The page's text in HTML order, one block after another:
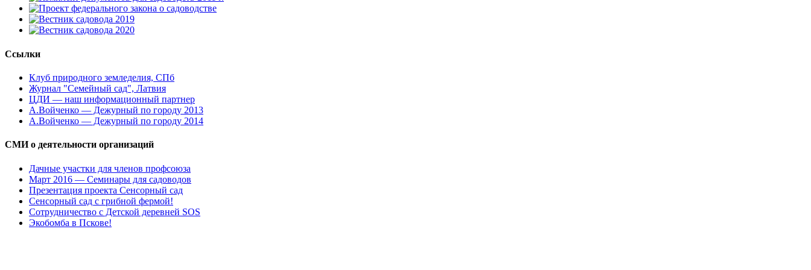
Ссылки
Клуб природного земледелия, СПб
Журнал "Семейный сад", Латвия
ЦДИ — наш информационный партнер
А.Войченко — Дежурный по городу 2013
А.Войченко — Дежурный по городу 2014
СМИ о деятельности организаций
Дачные участки для членов профсоюза
Март 2016 — Семинары для садоводов
Презентация проекта Сенсорный сад
Сенсорный сад с грибной фермой!
Сотрудничество с Детской деревней SOS
Экобомба в Пскове!